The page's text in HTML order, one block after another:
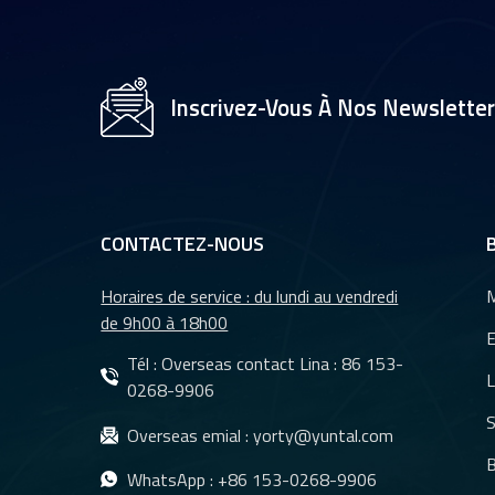
Inscrivez-Vous À Nos
CONTACTEZ-NOUS
Horaires de service : du lundi au vendredi
de 9h00 à 18h00
Tél : Overseas contact Lina :86 153-
0268-9906
Overseas emial :yorty@yuntal.com
WhatsApp : +86 153-0268-9906